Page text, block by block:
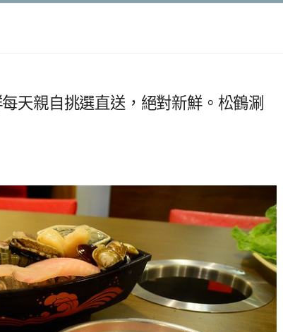
天親自挑選直送，絕對新鮮。松鶴涮